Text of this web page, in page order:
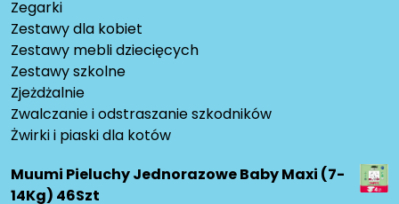
Zegarki
Zestawy dla kobiet
Zestawy mebli dziecięcych
Zestawy szkolne
Zjeżdżalnie
Zwalczanie i odstraszanie szkodników
Żwirki i piaski dla kotów
Muumi Pieluchy Jednorazowe Baby Maxi (7-
14Kg) 46Szt